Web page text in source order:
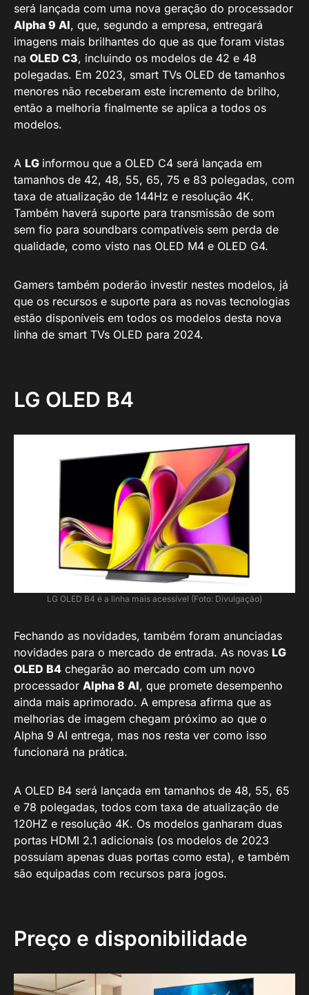
será lançada com uma nova geração do processador
Alpha 9 AI, que, segundo a empresa, entregará
imagens mais brilhantes do que as que foram vistas
na OLED C3, incluindo os modelos de 42 e 48
polegadas. Em 2023, smart TVs OLED de tamanhos
menores não receberam este incremento de brilho,
então a melhoria finalmente se aplica a todos os
modelos.
A LG informou que a OLED C4 será lançada em
tamanhos de 42, 48, 55, 65, 75 e 83 polegadas, com
taxa de atualização de 144Hz e resolução 4K.
Também haverá suporte para transmissão de som
sem fio para soundbars compatíveis sem perda de
qualidade, como visto nas OLED M4 e OLED G4.
Gamers também poderão investir nestes modelos, já
que os recursos e suporte para as novas tecnologias
estão disponíveis em todos os modelos desta nova
linha de smart TVs OLED para 2024.
LG OLED B4
LG OLED B4 é a linha mais acessível (Foto: Divulgação)
Fechando as novidades, também foram anunciadas
novidades para o mercado de entrada. As novas LG
OLED B4 chegarão ao mercado com um novo
processador Alpha 8 AI, que promete desempenho
ainda mais aprimorado. A empresa afirma que as
melhorias de imagem chegam próximo ao que o
Alpha 9 AI entrega, mas nos resta ver como isso
funcionará na prática.
A OLED B4 será lançada em tamanhos de 48, 55, 65
e 78 polegadas, todos com taxa de atualização de
120HZ e resolução 4K. Os modelos ganharam duas
portas HDMI 2.1 adicionais (os modelos de 2023
possuíam apenas duas portas como esta), e também
são equipadas com recursos para jogos.
Preço e disponibilidade